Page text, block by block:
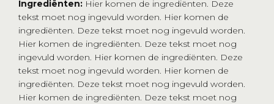
Ingrediënten: Hier komen de ingrediënten. Deze
tekst moet nog ingevuld worden. Hier komen de
ingrediënten. Deze tekst moet nog ingevuld worden.
Hier komen de ingrediënten. Deze tekst moet nog
ingevuld worden. Hier komen de ingrediënten. Deze
tekst moet nog ingevuld worden. Hier komen de
ingrediënten. Deze tekst moet nog ingevuld worden.
Hier komen de ingrediënten. Deze tekst moet nog